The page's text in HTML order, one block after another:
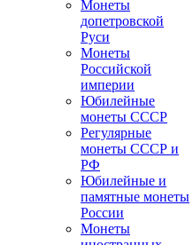
Монеты
допетровской
Руси
Монеты
Российской
империи
Юбилейные
монеты СССР
Регулярные
монеты СССР и
РФ
Юбилейные и
памятные монеты
России
Монеты